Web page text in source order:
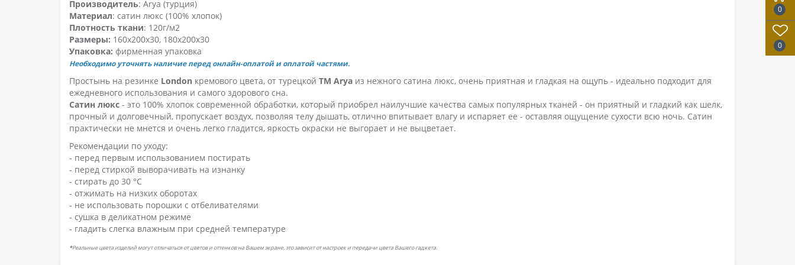
0
0
Производитель: Arya (турция)
Материал: сатин люкс (100% хлопок)
Плотность ткани: 120г/м2
Размеры: 160х200х30, 180х200х30
Упаковка: фирменная упаковка
Необходимо уточнять наличие перед онлайн-оплатой и оплатой частями.
Простынь на резинке London кремового цвета, от турецкой ТМ Arya из нежного сатина люкс, очень приятная и гладкая на ощупь - идеально подходит для
ежедневного использования и самого здорового сна.
Сатин люкс - это 100% хлопок современной обработки, который приобрел наилучшие качества самых популярных тканей - он приятный и гладкий как шелк,
прочный и долговечный, пропускает воздух, позволяя телу дышать, отлично впитывает влагу и испаряет ее - оставляя ощущение сухости всю ночь. Сатин
практически не мнется и очень легко гладится, яркость окраски не выгорает и не выцветает.
Рекомендации по уходу:
- перед первым использованием постирать
- перед стиркой выворачивать на изнанку
- стирать до 30 °C
- отжимать на низких оборотах
- не использовать порошки с отбеливателями
- сушка в деликатном режиме
- гладить слегка влажным при средней температуре
*Реальные цвета изделий могут отличаться от цветов и оттенков на Вашем экране, это зависит от настроек и передачи цвета Вашего гаджета.